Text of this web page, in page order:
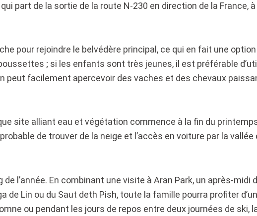
part de la sortie de la route N-230 en direction de la France,
pour rejoindre le belvédère principal, ce qui en fait une
; si les enfants sont très jeunes, il est préférable
peut facilement apercevoir des vaches et des chevaux
site alliant eau et végétation commence à la fin du printemps
de trouver de la neige et l’accès en voiture par la
l’année. En combinant une visite à Aran Park, un après-midi
de Lin ou du Saut deth Pish, toute la famille pourra profiter
ou pendant les jours de repos entre deux journées de ski,